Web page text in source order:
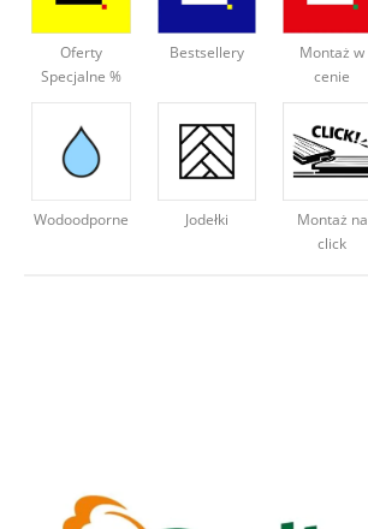
Deweloperzy
Aktualności
Oferty
Specjalne %
Bestsellery
Montaż w
cenie
Wodoodporne Jodełki
Montaż na
click